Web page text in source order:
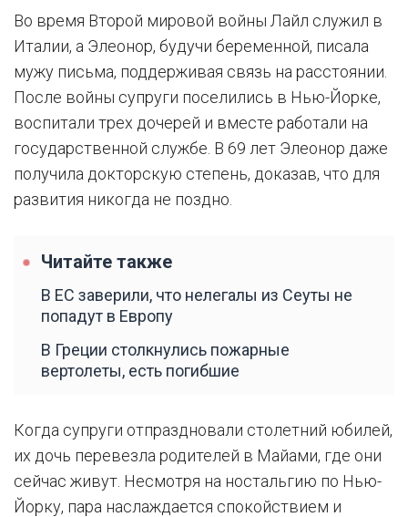
Во время Второй мировой войны Лайл служил в
Италии, а Элеонор, будучи беременной, писала
мужу письма, поддерживая связь на расстоянии.
После войны супруги поселились в Нью-Йорке,
воспитали трех дочерей и вместе работали на
государственной службе. В 69 лет Элеонор даже
получила докторскую степень, доказав, что для
развития никогда не поздно.
Читайте также
В ЕС заверили, что нелегалы из Сеуты не
попадут в Европу
В Греции столкнулись пожарные
вертолеты, есть погибшие
Когда супруги отпраздновали столетний юбилей,
их дочь перевезла родителей в Майами, где они
сейчас живут. Несмотря на ностальгию по Нью-
Йорку, пара наслаждается спокойствием и